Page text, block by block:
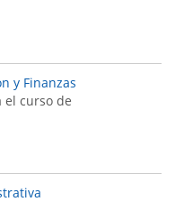
y Finanzas
el curso de